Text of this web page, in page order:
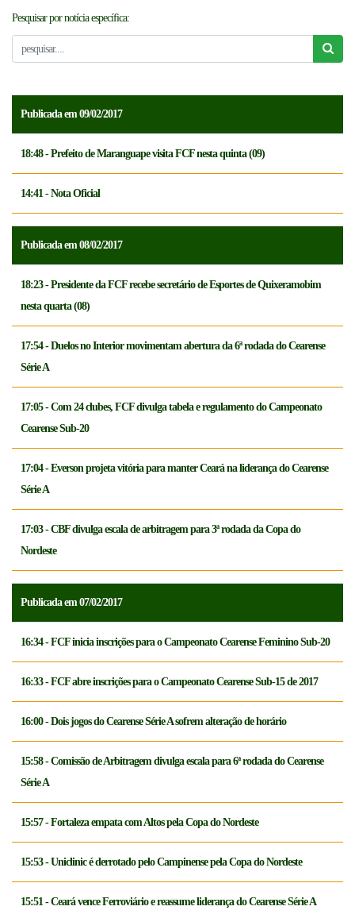
NOTICÍAS
CREDENCIAMENTO
Pesquisar por notícia específica:
Publicada em 09/02/2017
18:48 - Prefeito de Maranguape visita FCF nesta quinta (09)
14:41 - Nota Oficial
Publicada em 08/02/2017
18:23 - Presidente da FCF recebe secretário de Esportes de Quixeramobim
nesta quarta (08)
17:54 - Duelos no Interior movimentam abertura da 6ª rodada do Cearense
Série A
17:05 - Com 24 clubes, FCF divulga tabela e regulamento do Campeonato
Cearense Sub-20
17:04 - Everson projeta vitória para manter Ceará na liderança do Cearense
Série A
17:03 - CBF divulga escala de arbitragem para 3ª rodada da Copa do
Nordeste
Publicada em 07/02/2017
16:34 - FCF inicia inscrições para o Campeonato Cearense Feminino Sub-20
16:33 - FCF abre inscrições para o Campeonato Cearense Sub-15 de 2017
16:00 - Dois jogos do Cearense Série A sofrem alteração de horário
15:58 - Comissão de Arbitragem divulga escala para 6ª rodada do Cearense
Série A
15:57 - Fortaleza empata com Altos pela Copa do Nordeste
15:53 - Uniclinic é derrotado pelo Campinense pela Copa do Nordeste
15:51 - Ceará vence Ferroviário e reassume liderança do Cearense Série A